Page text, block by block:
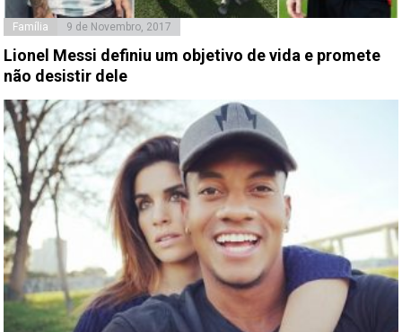
Família 9 de Novembro, 2017
Lionel Messi definiu um objetivo de vida e promete
não desistir dele